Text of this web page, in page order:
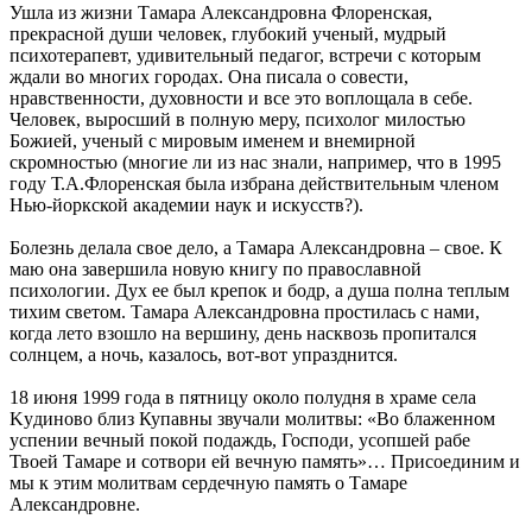
Ушла из жизни Тамара Александровна Флоренская,
прекрасной души человек, глубокий ученый, мудрый
психотерапевт, удивительный педагог, встречи с которым
ждали во многих городах. Она писала о совести,
нравственности, духовности и все это воплощала в себе.
Человек, выросший в полную меру, психолог милостью
Божией, ученый с мировым именем и внемирной
скромностью (многие ли из нас знали, например, что в 1995
году Т.А.Флоренская была избрана действительным членом
Нью-йоркской академии наук и искусств?).
Болезнь делала свое дело, а Тамара Александровна – свое. К
маю она завершила новую книгу по православной
психологии. Дух ее был крепок и бодр, а душа полна теплым
тихим светом. Тамара Александровна простилась с нами,
когда лето взошло на вершину, день насквозь пропитался
солнцем, а ночь, казалось, вот-вот упразднится.
18 июня 1999 года в пятницу около полудня в храме села
Kyдиново близ Купавны звучали молитвы: «Во блаженном
успении вечный покой подаждь, Господи, усопшей рабе
Твоей Тамаре и сотвори ей вечную память»… Присоединим и
мы к этим молитвам сердечную память о Тамаре
Александровне.